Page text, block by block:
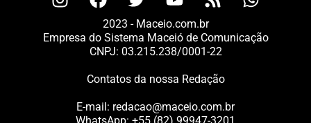
2023 - Maceio.com.br
Empresa do Sistema Maceió de Comunicação
CNPJ: 03.215.238/0001-22
Contatos da nossa Redação
E-mail: redacao@maceio.com.br
WhatsApp: +55 (82) 99947-3201